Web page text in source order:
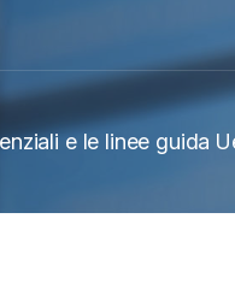
e le linee guida